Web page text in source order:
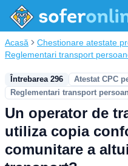
Acasă Chestionare atestate
Reglementari transport
Întrebarea 296
Atestat CPC
Reglementari transport
Un operator de
utiliza copia
comunitare a